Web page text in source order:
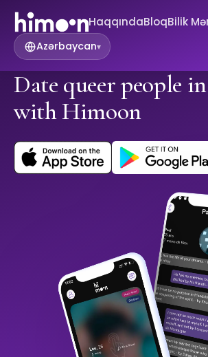
HaqqındaBloqBilik
Azərbaycan▾
Date queer people
with Himoon